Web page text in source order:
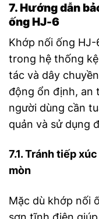
7. Hướng dẫn
ống HJ-6
Khớp nối ống
trong hệ thống
tác và dây
động ổn định, an
người dùng cần
quản và sử dụng
7.1. Tránh tiếp
mòn
Mặc dù khớp nối